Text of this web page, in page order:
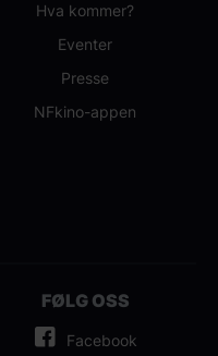
Hva kommer?
Eventer
Presse
NFkino-appen
FØLG OSS
Facebook